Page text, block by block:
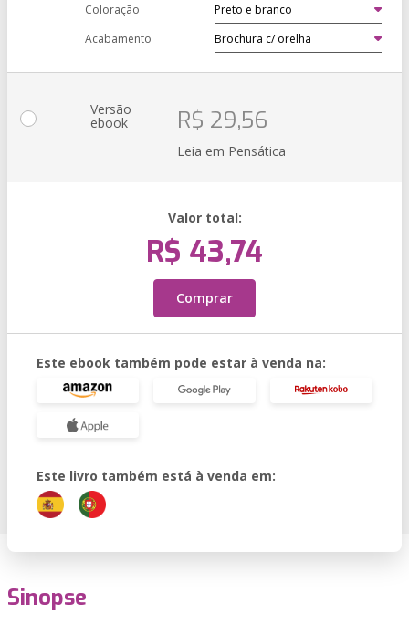
Coloração
Acabamento
Versão
ebook R$ 29,56
Leia em Pensática
Valor total:
R$ 43,74
Comprar
Este ebook também pode estar à venda na:
Este livro também está à venda em:
Sinopse